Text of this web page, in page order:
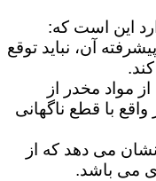
این است که:
آن، نباید توقع
مواد مخدر از
با قطع ناگهانی
می دهد که از
می باشد.